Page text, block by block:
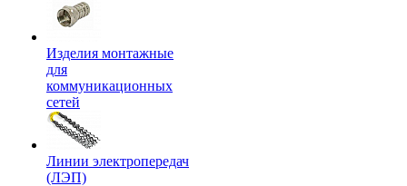
Изделия монтажные
для
коммуникационных
сетей
Линии электропередач
(ЛЭП)